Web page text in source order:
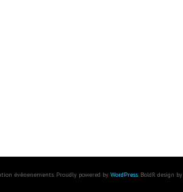
évènenements. Proudly powered by WordPress. BoldR design by